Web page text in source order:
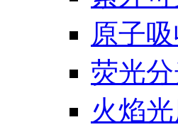
原子
荧光
火焰